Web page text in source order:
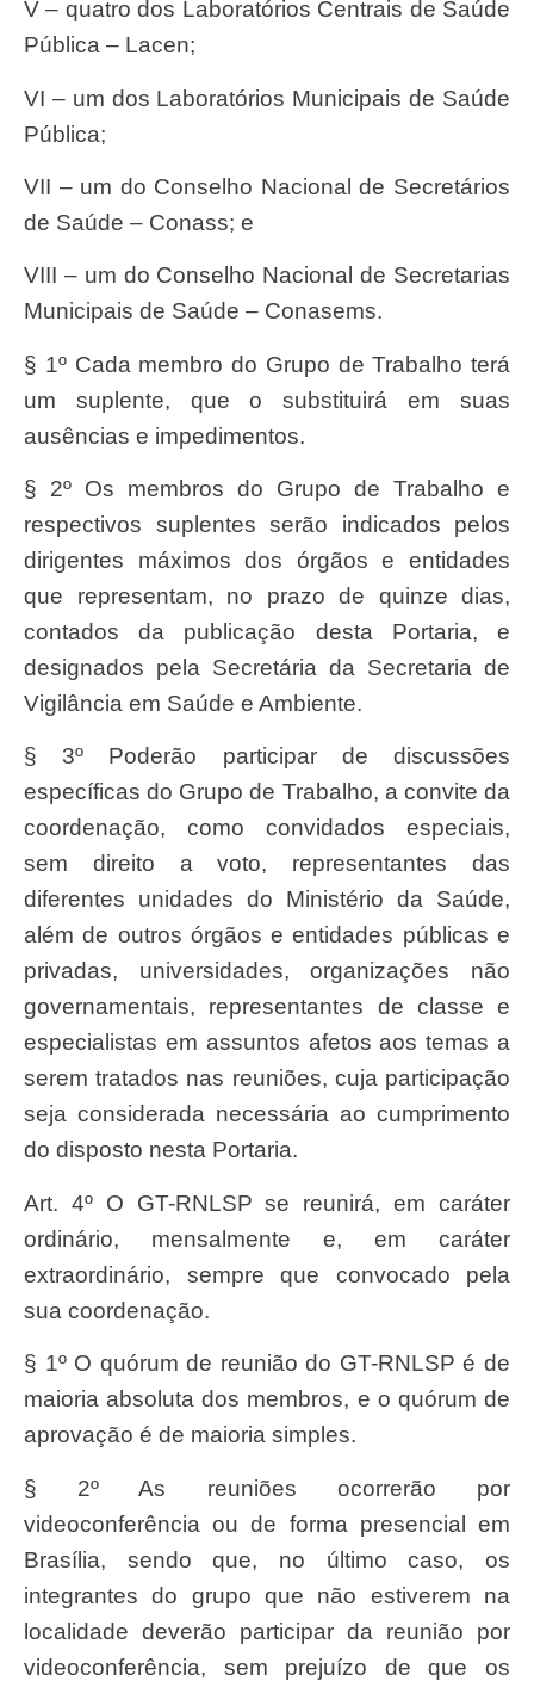
V – quatro dos Laboratórios Centrais de Saúde
Pública – Lacen;
VI – um dos Laboratórios Municipais de Saúde
Pública;
VII – um do Conselho Nacional de Secretários
de Saúde – Conass; e
VIII – um do Conselho Nacional de Secretarias
Municipais de Saúde – Conasems.
§ 1º Cada membro do Grupo de Trabalho terá
um suplente, que o substituirá em suas
ausências e impedimentos.
§ 2º Os membros do Grupo de Trabalho e
respectivos suplentes serão indicados pelos
dirigentes máximos dos órgãos e entidades
que representam, no prazo de quinze dias,
contados da publicação desta Portaria, e
designados pela Secretária da Secretaria de
Vigilância em Saúde e Ambiente.
§ 3º Poderão participar de discussões
específicas do Grupo de Trabalho, a convite da
coordenação, como convidados especiais,
sem direito a voto, representantes das
diferentes unidades do Ministério da Saúde,
além de outros órgãos e entidades públicas e
privadas, universidades, organizações não
governamentais, representantes de classe e
especialistas em assuntos afetos aos temas a
serem tratados nas reuniões, cuja participação
seja considerada necessária ao cumprimento
do disposto nesta Portaria.
Art. 4º O GT-RNLSP se reunirá, em caráter
ordinário, mensalmente e, em caráter
extraordinário, sempre que convocado pela
sua coordenação.
§ 1º O quórum de reunião do GT-RNLSP é de
maioria absoluta dos membros, e o quórum de
aprovação é de maioria simples.
§ 2º As reuniões ocorrerão por
videoconferência ou de forma presencial em
Brasília, sendo que, no último caso, os
integrantes do grupo que não estiverem na
localidade deverão participar da reunião por
videoconferência, sem prejuízo de que os